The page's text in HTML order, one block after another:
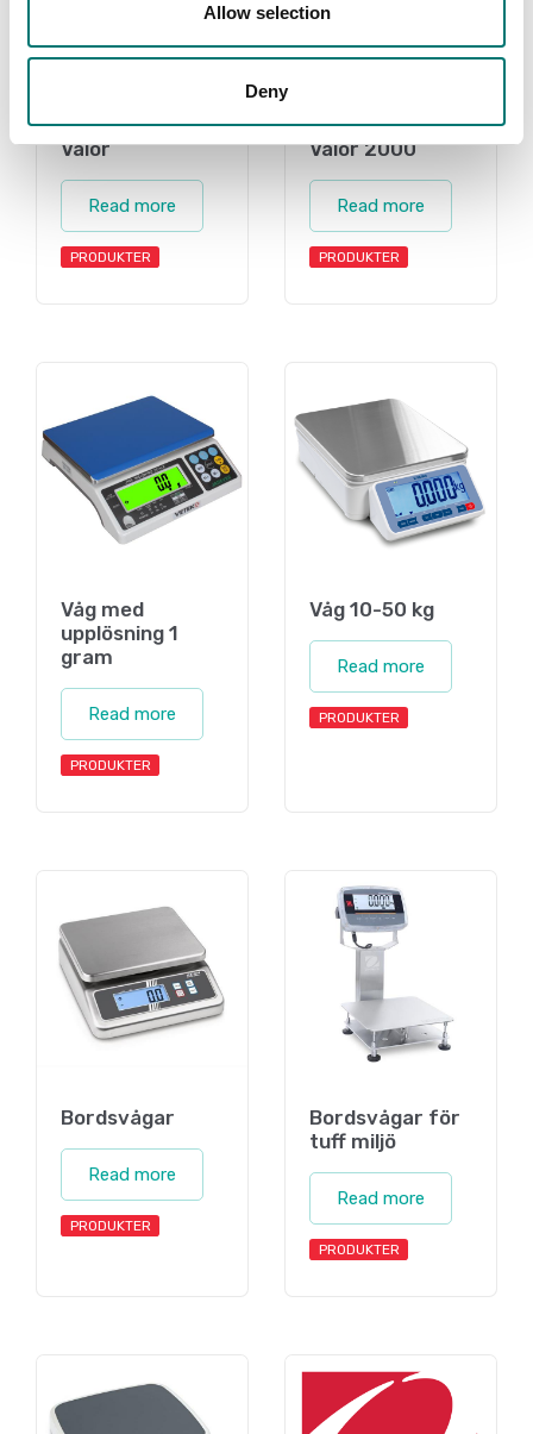
Allow selection
Deny
Valor
Read more
PRODUKTER
Valor 2000
Read more
PRODUKTER
Våg med
upplösning 1
gram
Read more
PRODUKTER
Våg 10-50 kg
Read more
PRODUKTER
Bordsvågar
Read more
PRODUKTER
Bordsvågar för
tuff miljö
Read more
PRODUKTER